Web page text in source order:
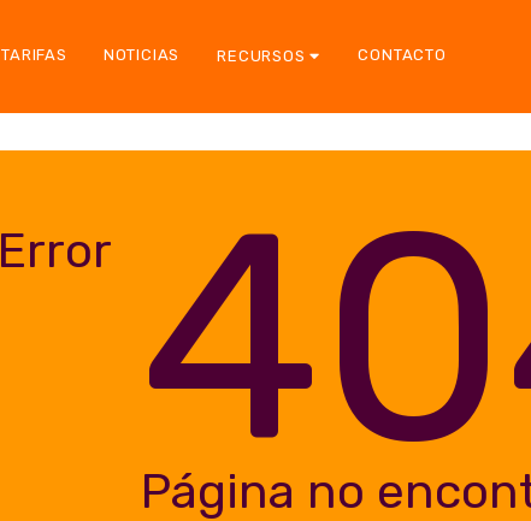
TARIFAS NOTICIAS RECURSOS CONTACTO
Error
Página no